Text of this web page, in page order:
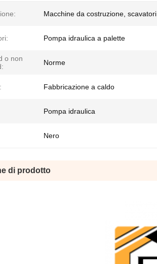
Macchine da costruzione, scavatori
Pompa idraulica a palette
o non
Norme
Fabbricazione a caldo
Pompa idraulica
Nero
di prodotto